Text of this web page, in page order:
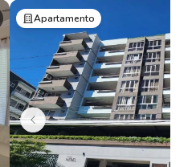
Apartamento